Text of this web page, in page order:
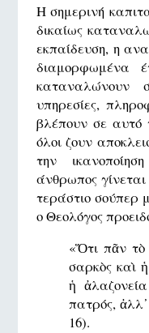
Η σημερινή
δικαίως
εκπαίδευση, η
διαμορφωμένα
καταναλώνουν
υπηρεσίες,
βλέπουν σε αυτό
όλοι ζουν
την
άνθρωπος
τεράστιο σούπερ
ο Θεολόγος
«Ὅτι πᾶν τὸ
σαρκὸς καὶ
ἡ
πατρός,
16).